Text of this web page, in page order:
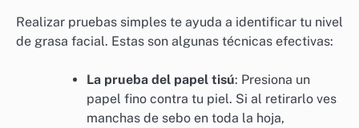
Realizar pruebas simples te ayuda a identificar tu nivel
de grasa facial. Estas son algunas técnicas efectivas:
La prueba del papel tisú: Presiona un
papel fino contra tu piel. Si al retirarlo ves
manchas de sebo en toda la hoja,